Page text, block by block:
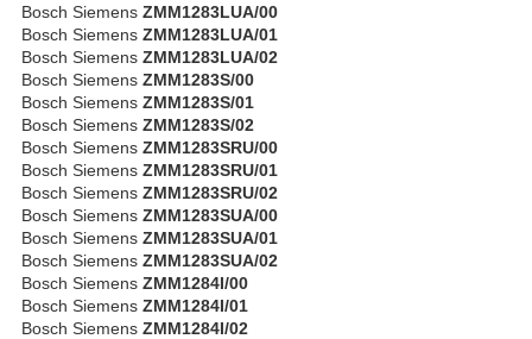
Bosch Siemens ZMM1283LUA/00
Bosch Siemens ZMM1283LUA/01
Bosch Siemens ZMM1283LUA/02
Bosch Siemens ZMM1283S/00
Bosch Siemens ZMM1283S/01
Bosch Siemens ZMM1283S/02
Bosch Siemens ZMM1283SRU/00
Bosch Siemens ZMM1283SRU/01
Bosch Siemens ZMM1283SRU/02
Bosch Siemens ZMM1283SUA/00
Bosch Siemens ZMM1283SUA/01
Bosch Siemens ZMM1283SUA/02
Bosch Siemens ZMM1284I/00
Bosch Siemens ZMM1284I/01
Bosch Siemens ZMM1284I/02